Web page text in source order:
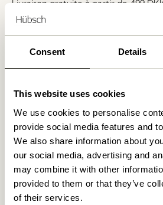
Consent Details
This website uses cookies
We use cookies to personalise
provide social media features and
We also share information about
our social media, advertising and
may combine it with other
provided to them or that they’ve
of their services.
Livraison gratuite à partir de499
Produits similaires